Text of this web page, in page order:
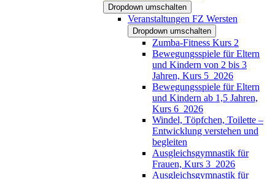
Dropdown umschalten
Veranstaltungen FZ Wersten
Dropdown umschalten
Zumba-Fitness Kurs 2
Bewegungsspiele für Eltern
und Kindern von 2 bis 3
Jahren, Kurs 5_2026
Bewegungsspiele für Eltern
und Kindern ab 1,5 Jahren,
Kurs 6_2026
Windel, Töpfchen, Toilette –
Entwicklung verstehen und
begleiten
Ausgleichsgymnastik für
Frauen, Kurs 3_2026
Ausgleichsgymnastik für